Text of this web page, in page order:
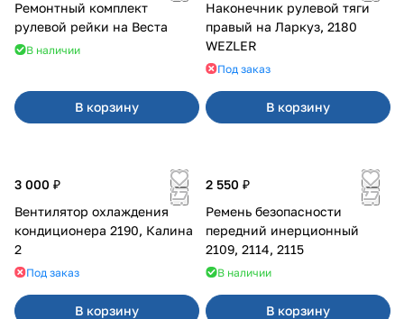
Ремонтный комплект
рулевой рейки на Веста
В наличии
В корзину
Наконечник рулевой тяги
правый на Ларкуз, 2180
WEZLER
Под заказ
В корзину
3 000 ₽
Вентилятор охлаждения
кондиционера 2190, Калина
2
Под заказ
В корзину
2 550 ₽
Ремень безопасности
передний инерционный
2109, 2114, 2115
В наличии
В корзину